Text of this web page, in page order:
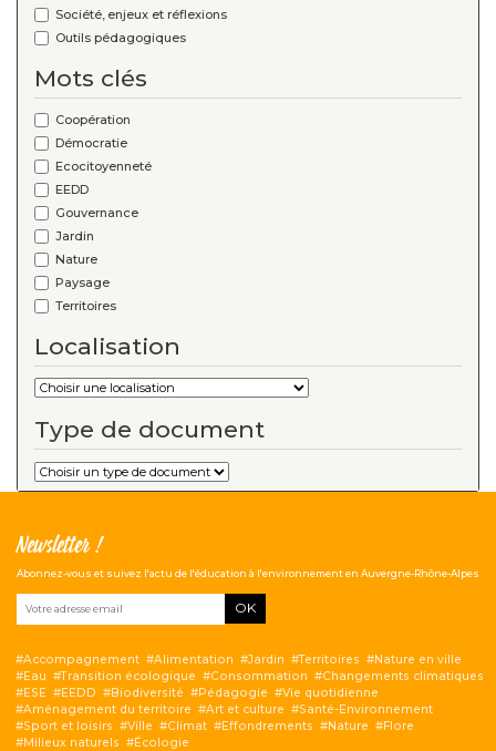
Société, enjeux et réflexions
Outils pédagogiques
Mots clés
Coopération
Démocratie
Ecocitoyenneté
EEDD
Gouvernance
Jardin
Nature
Paysage
Territoires
Localisation
Type de document
Newsletter !
Abonnez-vous et suivez l'actu de l'éducation à l'environnement en Auvergne-Rhône-Alpes
OK
Accompagnement Alimentation Jardin Territoires
Nature en ville
Eau
Transition écologique Consommation
Changements climatiques
ESE
EEDD Biodiversité Pédagogie
Vie quotidienne
Aménagement du territoire
Art et culture
Santé-Environnement
Sport et loisirs
Ville Climat Effondrements Nature
Flore
Milieux naturels
Écologie